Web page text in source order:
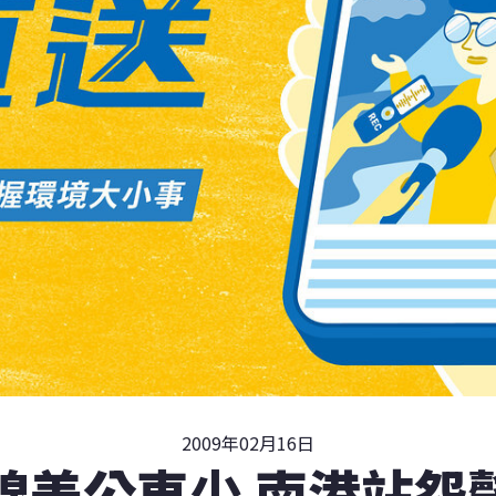
2009年02月16日